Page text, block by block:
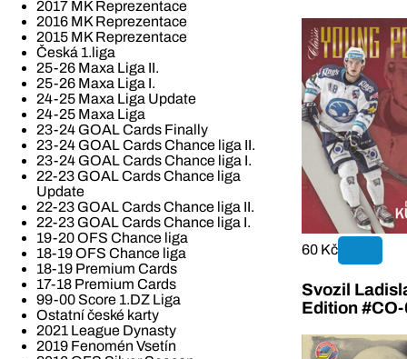
2017 MK Reprezentace
2016 MK Reprezentace
2015 MK Reprezentace
Česká 1.liga
25-26 Maxa Liga II.
25-26 Maxa Liga I.
24-25 Maxa Liga Update
24-25 Maxa Liga
23-24 GOAL Cards Finally
23-24 GOAL Cards Chance liga II.
23-24 GOAL Cards Chance liga I.
22-23 GOAL Cards Chance liga
Update
22-23 GOAL Cards Chance liga II.
22-23 GOAL Cards Chance liga I.
19-20 OFS Chance liga
18-19 OFS Chance liga
18-19 Premium Cards
17-18 Premium Cards
99-00 Score 1.DZ Liga
Ostatní české karty
2021 League Dynasty
2019 Fenomén Vsetín
60 Kč
Svozil
Edition